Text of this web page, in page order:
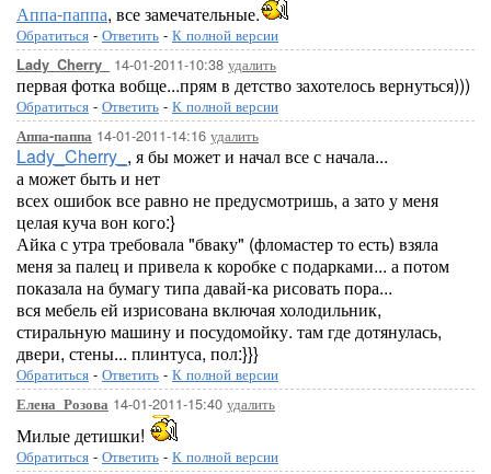
Аппа-паппа, все замечательные.
Обратиться - Ответить - К полной версии
Lady_Cherry_ 14-01-2011-10:38 удалить
первая фотка вобще...прям в детство захотелось вернуться)))
Обратиться - Ответить - К полной версии
Аппа-паппа 14-01-2011-14:16 удалить
Lady_Cherry_ , я бы может и начал все с начала...
а может быть и нет
всех ошибок все равно не предусмотришь, а зато у меня
целая куча вон кого:}
Айка с утра требовала "бваку" (фломастер то есть) взяла
меня за палец и привела к коробке с подарками... а потом
показала на бумагу типа давай-ка рисовать пора...
вся мебель ей изрисована включая холодильник,
стиральную машину и посудомойку. там где дотянулась,
двери, стены... плинтуса, пол:}}}
Обратиться - Ответить - К полной версии
Елена_Розова 14-01-2011-15:40 удалить
Милые детишки!
Обратиться - Ответить - К полной версии